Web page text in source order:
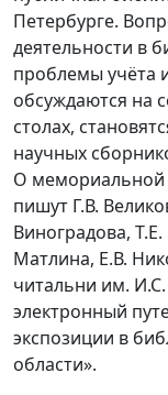
Петербурге.
деятельности в
проблемы учёта
обсуждаются на
столах,
научных
О мемориальной
пишут Г.В.
Виноградова,
Матлина, Е.В.
читальни им. И.С.
электронный
экспозиции в
области».